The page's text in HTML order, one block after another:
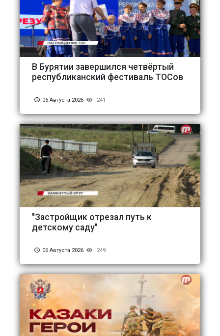
В Бурятии завершился четвёртый
республиканский фестиваль ТОСов
06 Августа 2026 241
"Застройщик отрезал путь к
детскому саду"
06 Августа 2026 249